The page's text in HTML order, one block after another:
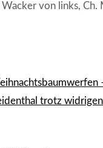
von links, Ch.
trotz